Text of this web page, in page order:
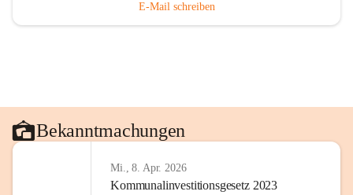
E-Mail schreiben
Bekanntmachungen
Mi., 8. Apr. 2026
Kommunalinvestitionsgesetz 2023